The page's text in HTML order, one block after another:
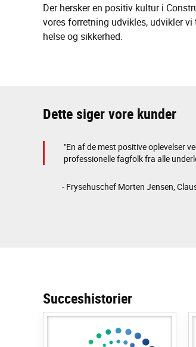
Der hersker en positiv kultur i
vores forretning udvikles, udvikler
helse og sikkerhed.
Dette siger vore kunder
"En af de mest positive oplevelser
professionelle fagfolk fra alle
- Frysehuschef Morten Jensen,
Succeshistorier